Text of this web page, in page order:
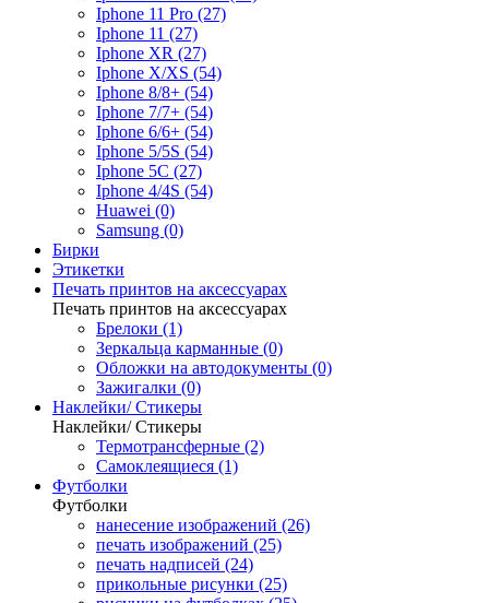
Iphone 11 Pro (27)
Iphone 11 (27)
Iphone XR (27)
Iphone X/XS (54)
Iphone 8/8+ (54)
Iphone 7/7+ (54)
Iphone 6/6+ (54)
Iphone 5/5S (54)
Iphone 5C (27)
Iphone 4/4S (54)
Huawei (0)
Samsung (0)
Бирки
Этикетки
Печать принтов на аксессуарах
Печать принтов на аксессуарах
Брелоки (1)
Зеркальца карманные (0)
Обложки на автодокументы (0)
Зажигалки (0)
Наклейки/ Стикеры
Наклейки/ Стикеры
Термотрансферные (2)
Самоклеящиеся (1)
Футболки
Футболки
нанесение изображений (26)
печать изображений (25)
печать надписей (24)
прикольные рисунки (25)